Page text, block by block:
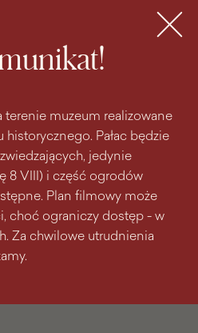
terenie muzeum realizowane
Pałac będzie
jedynie
8 VIII) i część ogrodów
Plan filmowy może
choć ograniczy dostęp - w
Za chwilowe utrudnienia
MENU